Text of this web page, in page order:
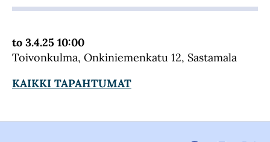
to 3.4.25 10:00
Toivonkulma, Onkiniemenkatu 12, Sastamala
KAIKKI TAPAHTUMAT